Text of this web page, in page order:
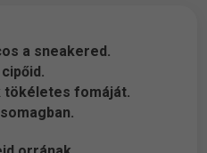
a sneakered.
tökéletes fomáját.